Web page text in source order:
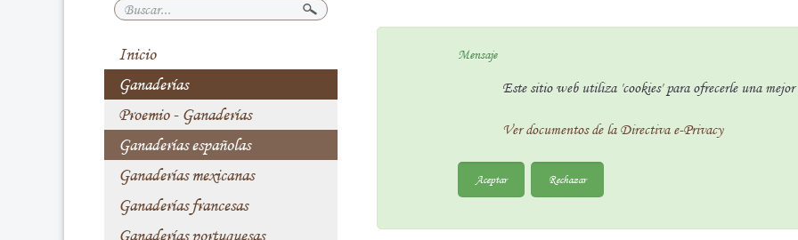
Buscar...
Inicio
Ganaderías
Proemio - Ganaderías
Ganaderías españolas
Ganaderías mexicanas
Ganaderías francesas
Ganaderías portuguesas
Mensaje
Este sitio web utiliza 'cookies' para ofrecerle una mejor
Ver documentos de la Directiva e-Privacy
Aceptar Rechazar